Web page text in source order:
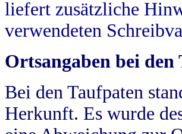
liefert zusätzliche
verwendeten
Ortsangaben bei den
Bei den Taufpaten
Herkunft. Es wurde